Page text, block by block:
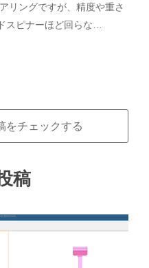
リングですが、精度や重さ
スピナーほど回らな…
をチェックする
稿